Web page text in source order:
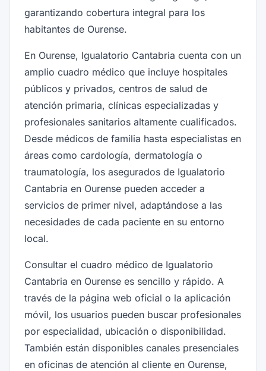
garantizando cobertura integral para los
habitantes de Ourense.
En Ourense, Igualatorio Cantabria cuenta con un
amplio cuadro médico que incluye hospitales
públicos y privados, centros de salud de
atención primaria, clínicas especializadas y
profesionales sanitarios altamente cualificados.
Desde médicos de familia hasta especialistas en
áreas como cardología, dermatología o
traumatología, los asegurados de Igualatorio
Cantabria en Ourense pueden acceder a
servicios de primer nivel, adaptándose a las
necesidades de cada paciente en su entorno
local.
Consultar el cuadro médico de Igualatorio
Cantabria en Ourense es sencillo y rápido. A
través de la página web oficial o la aplicación
móvil, los usuarios pueden buscar profesionales
por especialidad, ubicación o disponibilidad.
También están disponibles canales presenciales
en oficinas de atención al cliente en Ourense,